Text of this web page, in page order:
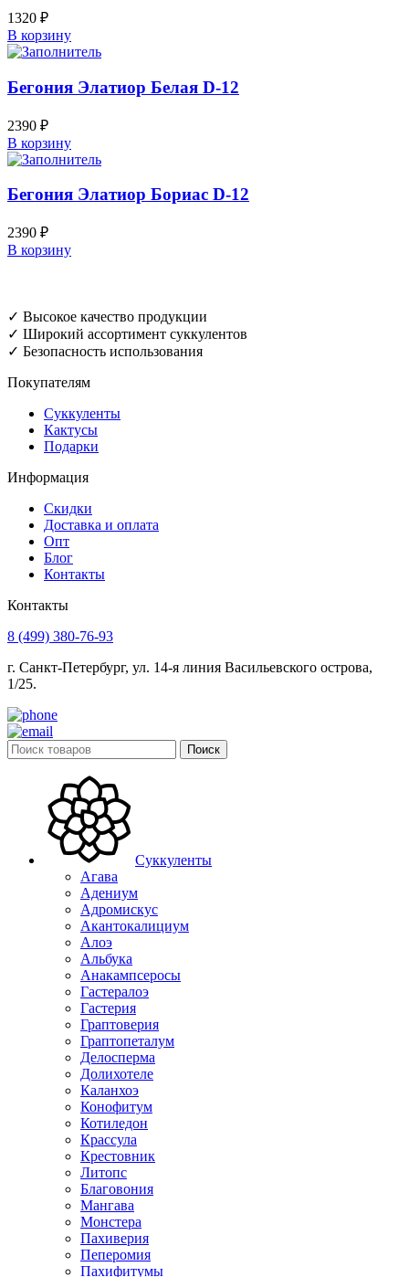
1320 ₽
В корзину
Бегония Элатиор Белая D-12
2390 ₽
В корзину
Бегония Элатиор Бориас D-12
2390 ₽
В корзину
✓ Высокое качество продукции
✓ Широкий ассортимент суккулентов
✓ Безопасность использования
Покупателям
Суккуленты
Кактусы
Подарки
Информация
Скидки
Доставка и оплата
Опт
Блог
Контакты
Контакты
8 (499) 380-76-93
г. Санкт-Петербург, ул. 14-я линия Васильевского острова,
1/25.
Поиск
Суккуленты
Агава
Адениум
Адромискус
Акантокалициум
Алоэ
Альбука
Анакампсеросы
Гастералоэ
Гастерия
Граптоверия
Граптопеталум
Делосперма
Долихотеле
Каланхоэ
Конофитум
Котиледон
Крассула
Крестовник
Литопс
Благовония
Мангава
Монстера
Пахиверия
Пеперомия
Пахифитумы